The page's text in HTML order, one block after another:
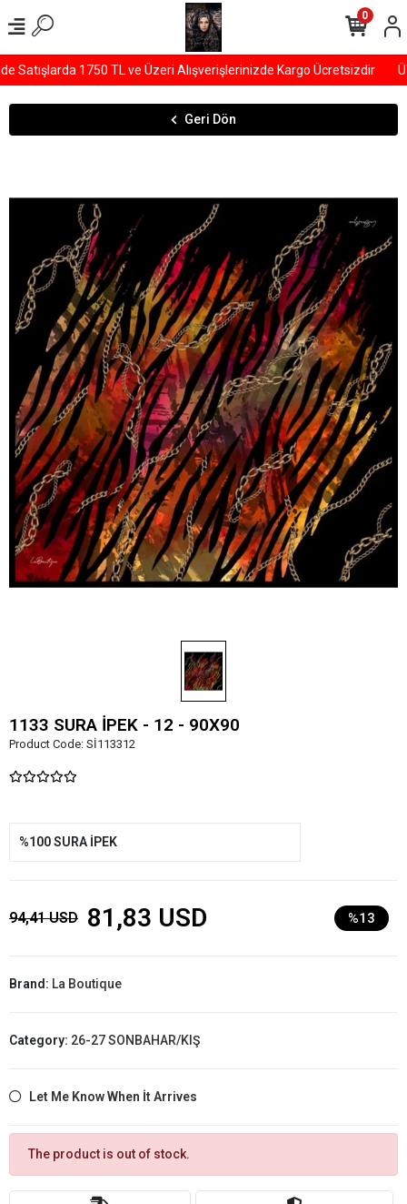
1750 TL ve Üzeri Alışverişlerinizde Kargo Ücretsizdir
0
Geri Dön
1133 SURA İPEK - 12 - 90X90
Product Code: Sİ113312
%100 SURA İPEK
94,41 USD 81,83 USD %13
Brand: La Boutique
Category: 26-27 SONBAHAR/KIŞ
Let Me Know When İt Arrives
The product is out of stock.